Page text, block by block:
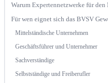
Warum Expertennetzwerke für
Für wen eignet sich das BVSV
Mittelständische Unternehmen
Geschäftsführer und Unternehmer
Sachverständige
Selbstständige und Freiberufler